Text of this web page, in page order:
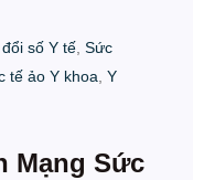
số Y tế, Sức
tế ảo Y khoa, Y
Mạng Sức